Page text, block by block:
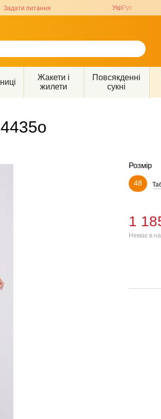
Задати питання Укр Рус
Жакети і
жилети
Повсякденні
сукні
Розмір
48
1
Немає в